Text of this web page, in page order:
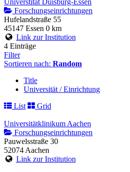
Universtität Duisburg-Essen
Forschungseinrichtungen
Hufelandstraße 55
45147 Essen 0 km
Link zur Institution
4 Einträge
Filter
Sortieren nach: Random
Title
Universität / Einrichtung
List
Grid
Universitätklinikum Aachen
Forschungseinrichtungen
Pauwelsstraße 30
52074 Aachen
Link zur Institution